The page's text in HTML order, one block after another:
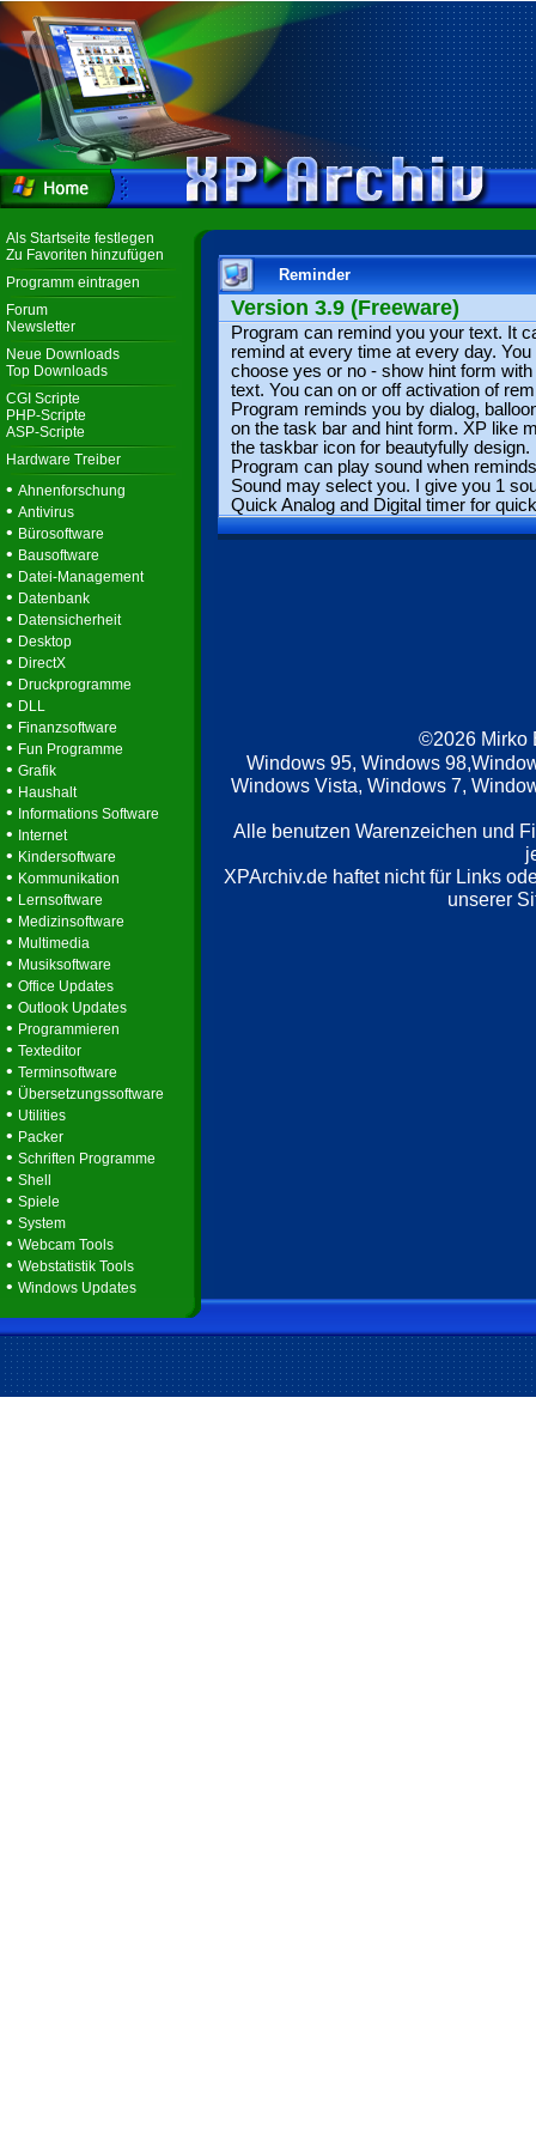
Als Startseite festlegen
Zu Favoriten hinzufügen
Programm eintragen
Forum
Newsletter
Neue Downloads
Top Downloads
CGI Scripte
PHP-Scripte
ASP-Scripte
Hardware Treiber
• Ahnenforschung
• Antivirus
• Bürosoftware
• Bausoftware
• Datei-Management
• Datenbank
• Datensicherheit
• Desktop
• DirectX
• Druckprogramme
• DLL
• Finanzsoftware
• Fun Programme
• Grafik
• Haushalt
• Informations Software
• Internet
• Kindersoftware
• Kommunikation
• Lernsoftware
• Medizinsoftware
• Multimedia
• Musiksoftware
• Office Updates
• Outlook Updates
• Programmieren
• Texteditor
• Terminsoftware
• Übersetzungssoftware
• Utilities
• Packer
• Schriften Programme
• Shell
• Spiele
• System
• Webcam Tools
• Webstatistik Tools
• Windows Updates
Reminder
Version 3.9 (Freeware)
Program can remind you your text. It
remind at every time at every day. You
choose yes or no - show hint form
text. You can on or off activation of
Program reminds you by dialog,
on the task bar and hint form. XP like
the taskbar icon for beautyfully design.
Program can play sound when
Sound may select you. I give you 1
Quick Analog and Digital timer for
©2026 Mirko
Windows 95, Windows
Windows Vista, Windows 7,
Alle benutzen Warenzeichen und
XPArchiv.de haftet nicht für Links
unserer